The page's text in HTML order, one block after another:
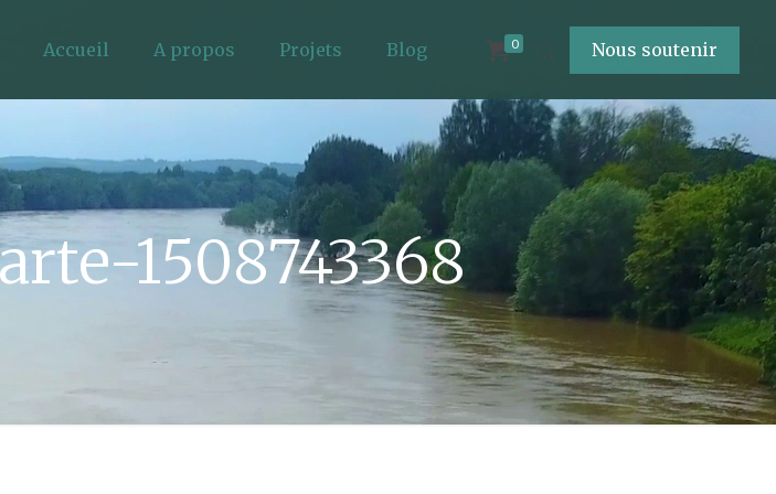
Accueil A propos Projets Blog 0 Nous soutenir
1508743368